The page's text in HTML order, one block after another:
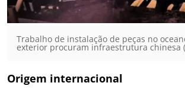
Trabalho de instalação de peças no
exterior procuram infraestrutura chinesa
Origem internacional